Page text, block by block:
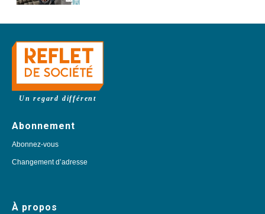
Un regard différent
Abonnement
Abonnez-vous
Changement d’adresse
À propos